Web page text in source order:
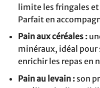
limite les fringales
Parfait en
Pain aux céréales :
minéraux, idéal
enrichir les repas en
Pain au levain :son